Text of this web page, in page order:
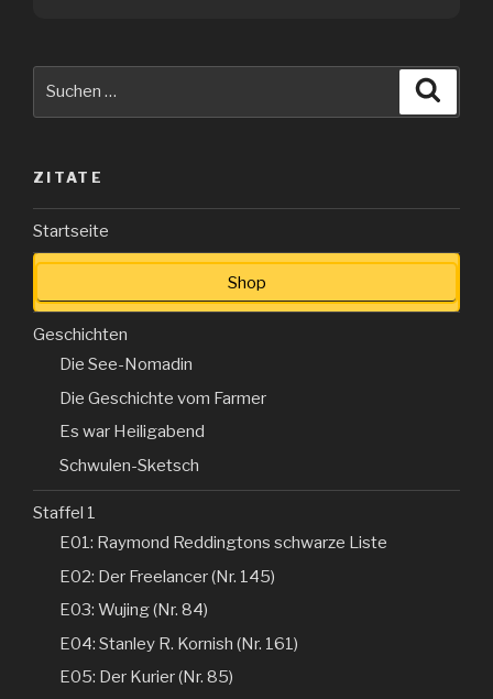
ZITATE
Startseite
Shop
Geschichten
Die See-Nomadin
Die Geschichte vom Farmer
Es war Heiligabend
Schwulen-Sketsch
Staffel 1
E01: Raymond Reddingtons schwarze Liste
E02: Der Freelancer (Nr. 145)
E03: Wujing (Nr. 84)
E04: Stanley R. Kornish (Nr. 161)
E05: Der Kurier (Nr. 85)